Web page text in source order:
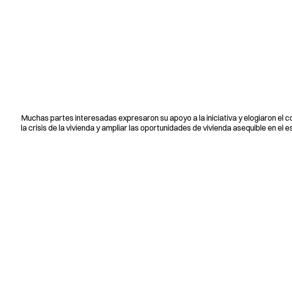
Muchas partes interesadas expresaron su apoyo a la iniciativa y elogiaron el
la crisis de la vivienda y ampliar las oportunidades de vivienda asequible en el